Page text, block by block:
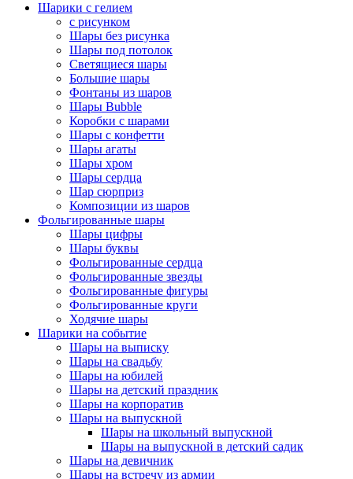
Шарики с гелием
с рисунком
Шары без рисунка
Шары под потолок
Светящиеся шары
Большие шары
Фонтаны из шаров
Шары Bubble
Коробки с шарами
Шары с конфетти
Шары агаты
Шары хром
Шары сердца
Шар сюрприз
Композиции из шаров
Фольгированные шары
Шары цифры
Шары буквы
Фольгированные сердца
Фольгированные звезды
Фольгированные фигуры
Фольгированные круги
Ходячие шары
Шарики на событие
Шары на выписку
Шары на свадьбу
Шары на юбилей
Шары на детский праздник
Шары на корпоратив
Шары на выпускной
Шары на школьный выпускной
Шары на выпускной в детский садик
Шары на девичник
Шары на встречу из армии